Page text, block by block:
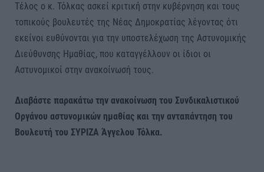
Τέλος ο κ. Τόλκας ασκεί κριτική στην κυβέρνηση και τους
τοπικούς βουλευτές της Νέας Δημοκρατίας λέγοντας ότι
εκείνοι ευθύνονται για την υποστελέχωση της Αστυνομικής
Διεύθυνσης Ημαθίας, που καταγγέλλουν οι ίδιοι οι
Αστυνομικοί στην ανακοίνωσή τους.
Διαβάστε παρακάτω την ανακοίνωση του Συνδικαλιστικού
Οργάνου αστυνομικών ημαθίας και την ανταπάντηση του
Βουλευτή του ΣΥΡΙΖΑ Άγγελου Τόλκα.